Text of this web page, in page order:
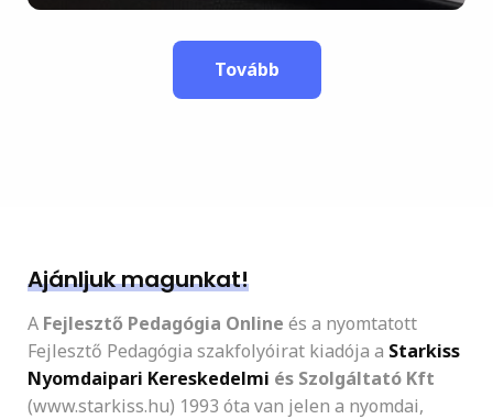
Tovább
Ajánljuk magunkat!
A Fejlesztő Pedagógia Online és a nyomtatott
Fejlesztő Pedagógia szakfolyóirat kiadója a Starkiss
Nyomdaipari Kereskedelmi és Szolgáltató Kft
(www.starkiss.hu) 1993 óta van jelen a nyomdai,